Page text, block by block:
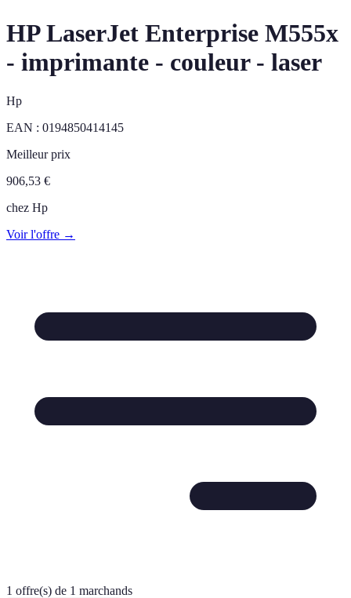
HP LaserJet Enterprise M555x
- imprimante - couleur - laser
Hp
EAN : 0194850414145
Meilleur prix
906,53 €
chez Hp
Voir l'offre →
1 offre(s) de 1 marchands